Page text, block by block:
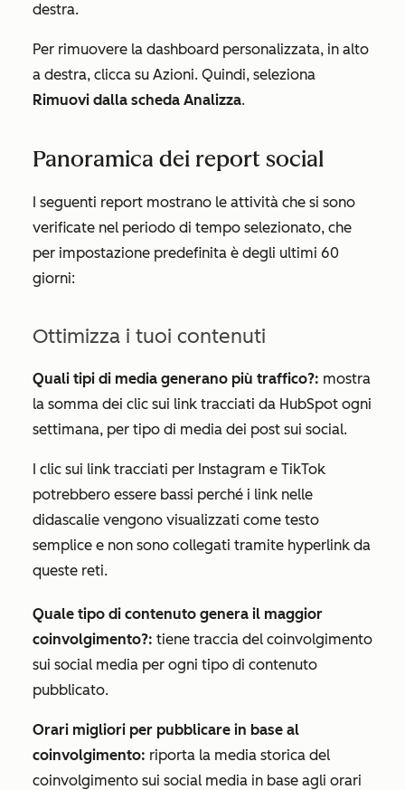
destra.
Per rimuovere la dashboard personalizzata, in alto
a destra, clicca su Azioni. Quindi, seleziona
Rimuovi dalla scheda Analizza.
Panoramica dei report social
I seguenti report mostrano le attività che si sono
verificate nel periodo di tempo selezionato, che
per impostazione predefinita è degli ultimi 60
giorni:
Ottimizza i tuoi contenuti
Quali tipi di media generano più traffico?: mostra
la somma dei clic sui link tracciati da HubSpot ogni
settimana, per tipo di media dei post sui social.
I clic sui link tracciati per Instagram e TikTok
potrebbero essere bassi perché i link nelle
didascalie vengono visualizzati come testo
semplice e non sono collegati tramite hyperlink da
queste reti.
Quale tipo di contenuto genera il maggior
coinvolgimento?: tiene traccia del coinvolgimento
sui social media per ogni tipo di contenuto
pubblicato.
Orari migliori per pubblicare in base al
coinvolgimento: riporta la media storica del
coinvolgimento sui social media in base agli orari